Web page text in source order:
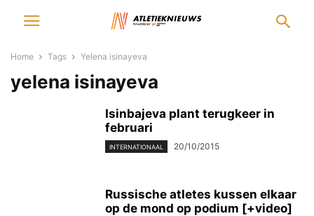
Home Tags Yelena isinayeva
yelena isinayeva
Isinbajeva plant terugkeer in
februari
INTERNATIONAAL 20/10/2015
Russische atletes kussen elkaar
op de mond op podium [+video]